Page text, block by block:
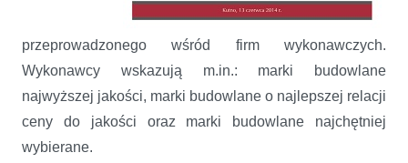
przeprowadzonego wśród firm wykonawczych.
Wykonawcy wskazują m.in.: marki budowlane
najwyższej jakości, marki budowlane o najlepszej relacji
ceny do jakości oraz marki budowlane najchętniej
wybierane.